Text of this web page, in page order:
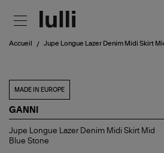
Accueil Jupe Longue Lazer Denim Midi Skirt
MADE IN EUROPE
GANNI
Jupe
Longue
Jupe Longue Lazer Denim Midi Skirt Mid
Blue Stone